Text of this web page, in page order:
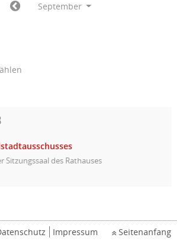
September
Sitzungssaal des Rathauses
Impressum Seitenanfang